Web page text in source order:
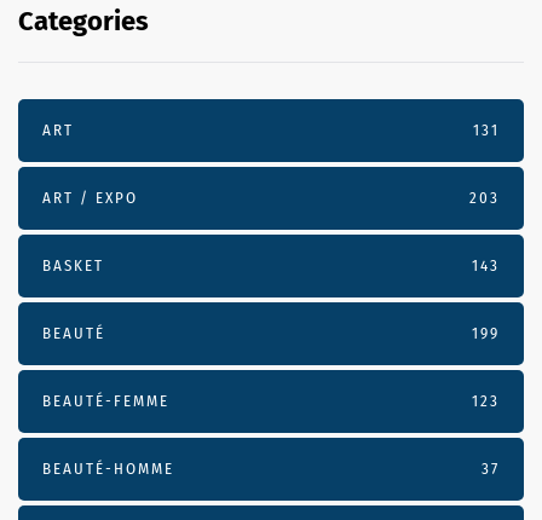
Categories
ART 131
ART / EXPO 203
BASKET 143
BEAUTÉ 199
BEAUTÉ-FEMME 123
BEAUTÉ-HOMME 37